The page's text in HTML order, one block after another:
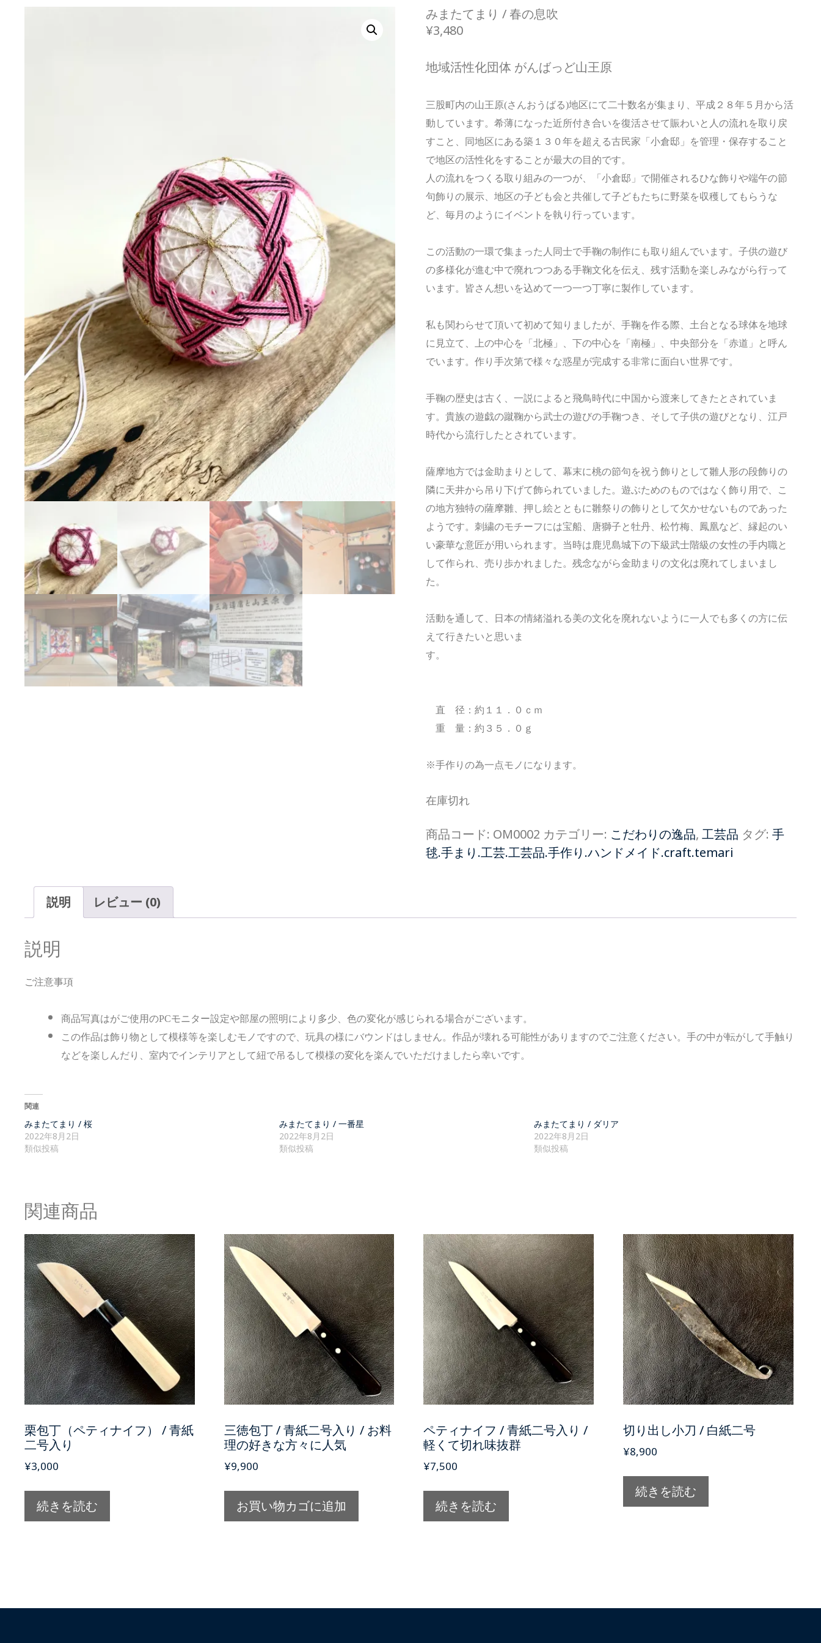
みまたてまり / 春の息吹
¥3,480
地域活性化団体 がんばっど山王原
三股町内の山王原(さんおうばる)地区にて二十数名が集まり、平成２８年５月から活
動しています。希薄になった近所付き合いを復活させて賑わいと人の流れを取り戻
すこと、同地区にある築１３０年を超える古民家「小倉邸」を管理・保存すること
で地区の活性化をすることが最大の目的です。
人の流れをつくる取り組みの一つが、「小倉邸」で開催されるひな飾りや端午の節
句飾りの展示、地区の子ども会と共催して子どもたちに野菜を収穫してもらうな
ど、毎月のようにイベントを執り行っています。
この活動の一環で集まった人同士で手鞠の制作にも取り組んでいます。子供の遊び
の多様化が進む中で廃れつつある手鞠文化を伝え、残す活動を楽しみながら行って
います。皆さん想いを込めて一つ一つ丁寧に製作しています。
私も関わらせて頂いて初めて知りましたが、手鞠を作る際、土台となる球体を地球
に見立て、上の中心を「北極」、下の中心を「南極」、中央部分を「赤道」と呼ん
でいます。作り手次第で様々な惑星が完成する非常に面白い世界です。
手鞠の歴史は古く、一説によると飛鳥時代に中国から渡来してきたとされていま
す。貴族の遊戯の蹴鞠から武士の遊びの手鞠つき、そして子供の遊びとなり、江戸
時代から流行したとされています。
薩摩地方では金助まりとして、幕末に桃の節句を祝う飾りとして雛人形の段飾りの
隣に天井から吊り下げて飾られていました。遊ぶためのものではなく飾り用で、こ
の地方独特の薩摩雛、押し絵とともに雛祭りの飾りとして欠かせないものであった
ようです。刺繍のモチーフには宝船、唐獅子と牡丹、松竹梅、鳳凰など、縁起のい
い豪華な意匠が用いられます。当時は鹿児島城下の下級武士階級の女性の手内職と
して作られ、売り歩かれました。残念ながら金助まりの文化は廃れてしまいまし
た。
活動を通して、日本の情緒溢れる美の文化を廃れないように一人でも多くの方に伝
えて行きたいと思いま
す。
直 径：約１１．０ｃｍ
重 量：約３５．０ｇ
※手作りの為一点モノになります。
在庫切れ
商品コード: OM0002 カテゴリー: こだわりの逸品,工芸品 タグ:手
毬.手まり.工芸.工芸品.手作り.ハンドメイド.craft.temari
説明 レビュー (0)
説明
ご注意事項
商品写真はがご使用のPCモニター設定や部屋の照明により多少、色の変化が感じられる場合がございます。
この作品は飾り物として模様等を楽しむモノですので、玩具の様にバウンドはしません。作品が壊れる可能性がありますのでご注意ください。手の中が転がして手触り
などを楽しんだり、室内でインテリアとして紐で吊るして模様の変化を楽んでいただけましたら幸いです。
関連
みまたてまり / 桜
2022年8月2日
類似投稿
みまたてまり / 一番星
2022年8月2日
類似投稿
みまたてまり / ダリア
2022年8月2日
類似投稿
関連商品
栗包丁（ペティナイフ） / 青紙
二号入り
¥3,000
続きを読む
三徳包丁 / 青紙二号入り / お料
理の好きな方々に人気
¥9,900
お買い物カゴに追加
ペティナイフ / 青紙二号入り /
軽くて切れ味抜群
¥7,500
続きを読む
切り出し小刀 / 白紙二号
¥8,900
続きを読む